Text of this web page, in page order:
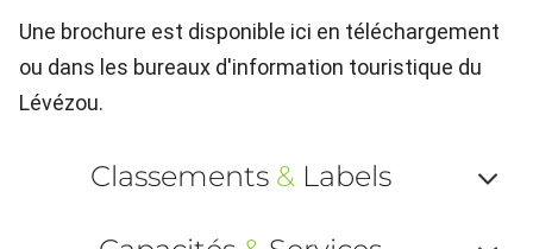
Une brochure est disponible ici en téléchargement
ou dans les bureaux d'information touristique du
Lévézou.
Classements &Labels